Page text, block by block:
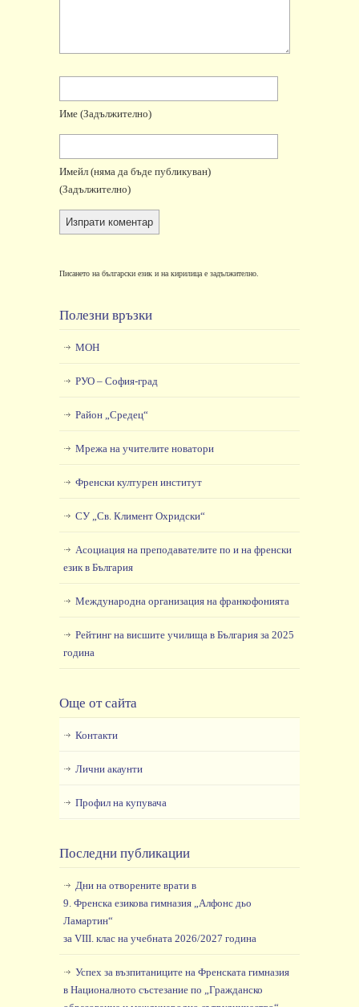
Име (задължително)
Имейл (няма да бъде публикуван)
(задължително)
Писането на български език и на кирилица е задължително.
Полезни връзки
МОН
РУО – София-град
Район „Средец“
Мрежа на учителите новатори
Френски културен институт
СУ „Св. Климент Охридски“
Асоциация на преподавателите по и на френски
език в България
Международна организация на франкофонията
Рейтинг на висшите училища в България за 2025
година
Още от сайта
Контакти
Лични акаунти
Профил на купувача
Последни публикации
Дни на отворените врати в
9. Френска езикова гимназия „Алфонс дьо
Ламартин“
за VIII. клас на учебната 2026/2027 година
Успех за възпитаниците на Френската гимназия
в Националното състезание по „Гражданско